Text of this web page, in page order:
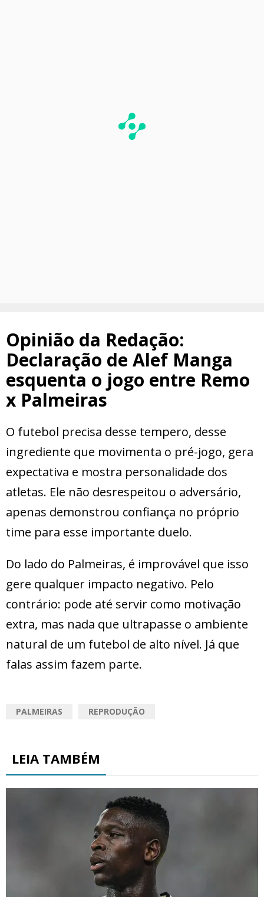
Opinião da Redação:
Declaração de Alef Manga
esquenta o jogo entre Remo
x Palmeiras
O futebol precisa desse tempero, desse
ingrediente que movimenta o pré-jogo, gera
expectativa e mostra personalidade dos
atletas. Ele não desrespeitou o adversário,
apenas demonstrou confiança no próprio
time para esse importante duelo.
Do lado do Palmeiras, é improvável que isso
gere qualquer impacto negativo. Pelo
contrário: pode até servir como motivação
extra, mas nada que ultrapasse o ambiente
natural de um futebol de alto nível. Já que
falas assim fazem parte.
PALMEIRAS REPRODUÇÃO
LEIA TAMBÉM